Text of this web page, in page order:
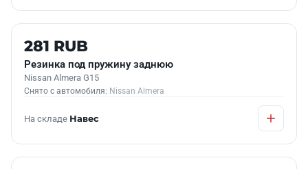
Б/У В НАЛИЧИИ
281 RUB
Резинка под пружину заднюю
Nissan Almera G15
Снято с автомобиля: Nissan Almera
На складе Навес